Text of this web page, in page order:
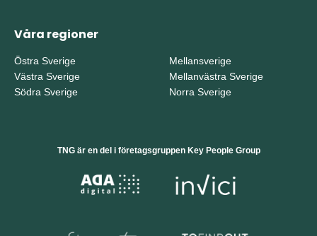
Våra regioner
Östra Sverige
Västra Sverige
Södra Sverige
Mellansverige
Mellanvästra Sverige
Norra Sverige
TNG är en del i företagsgruppen Key People Group